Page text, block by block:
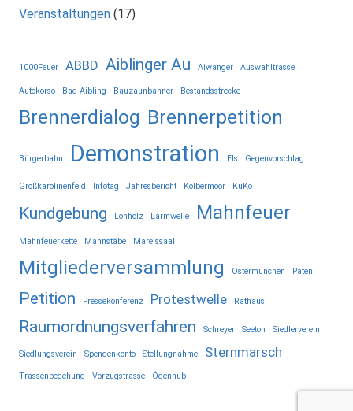
Veranstaltungen (17)
1000Feuer ABBD Aiblinger Au Aiwanger Auswahltrasse
Autokorso Bad Aibling Bauzaunbanner Bestandsstrecke
Brennerdialog Brennerpetition
Bürgerbahn Demonstration Els Gegenvorschlag
Großkarolinenfeld Infotag Jahresbericht Kolbermoor KuKo
Kundgebung Lohholz Lärmwelle Mahnfeuer
Mahnfeuerkette Mahnstäbe Mareissaal
Mitgliederversammlung Ostermünchen Paten
Petition Pressekonferenz Protestwelle Rathaus
Raumordnungsverfahren Schreyer Seeton Siedlerverein
Siedlungsverein Spendenkonto Stellungnahme Sternmarsch
Trassenbegehung Vorzugstrasse Ödenhub